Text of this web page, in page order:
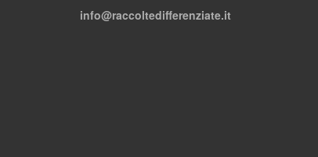
info@raccoltedifferenziate.it